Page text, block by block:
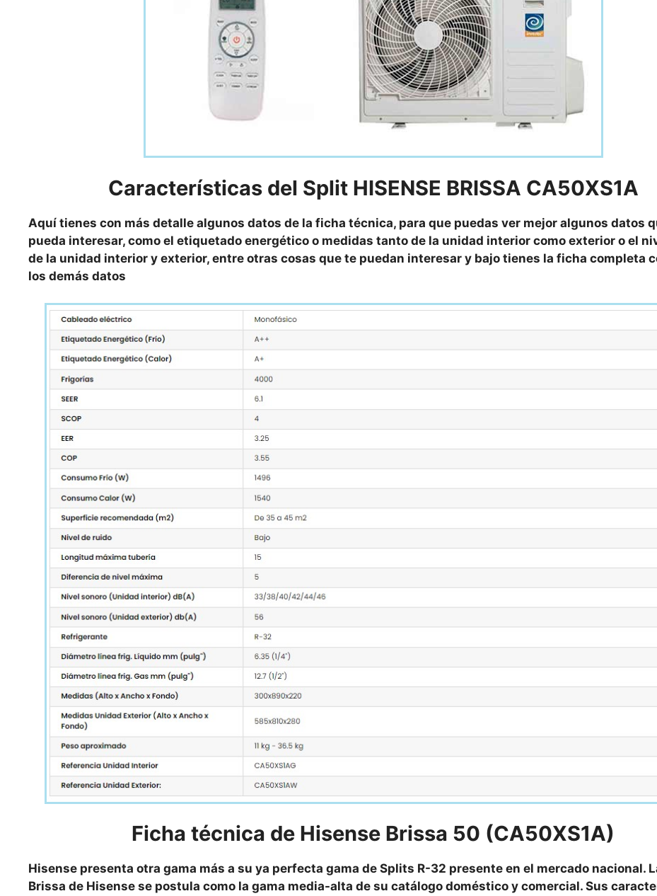
Característicasdel Split HISENSE BRISSA CA50XS1A
Aquí tienes con más detalle algunos datos de la ficha técnica, para que puedas ver mejor algunos datos
pueda interesar, como el etiquetado energético o medidas tanto de la unidad interior como exterior o el
de la unidad interior y exterior, entre otras cosas que te puedan interesar y bajo tienes la ficha completa
los demás datos
Ficha técnica de Hisense Brissa 50 (CA50XS1A)
Hisense presenta otra gama más a su ya perfecta gama de Splits R-32 presente en el mercado nacional.
Brissa de Hisense se postula como la gama media-alta de su catálogo doméstico y comercial. Sus